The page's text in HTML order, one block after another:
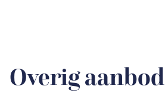
Overig aanbod